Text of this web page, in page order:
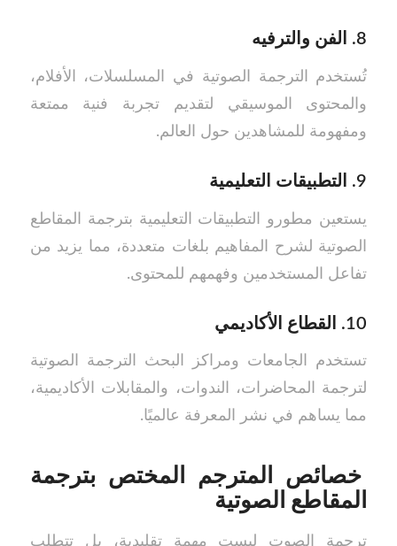
8. الفن والترفيه
تُستخدم الترجمة الصوتية في المسلسلات، الأفلام،
والمحتوى الموسيقي لتقديم تجربة فنية ممتعة
ومفهومة للمشاهدين حول العالم.
9. التطبيقات التعليمية
يستعين مطورو التطبيقات التعليمية بترجمة المقاطع
الصوتية لشرح المفاهيم بلغات متعددة، مما يزيد من
تفاعل المستخدمين وفهمهم للمحتوى.
10. القطاع الأكاديمي
تستخدم الجامعات ومراكز البحث الترجمة الصوتية
لترجمة المحاضرات، الندوات، والمقابلات الأكاديمية،
مما يساهم في نشر المعرفة عالميًا.
خصائص المترجم المختص بترجمة
المقاطع الصوتية
ترجمة الصوت ليست مهمة تقليدية، بل تتطلب